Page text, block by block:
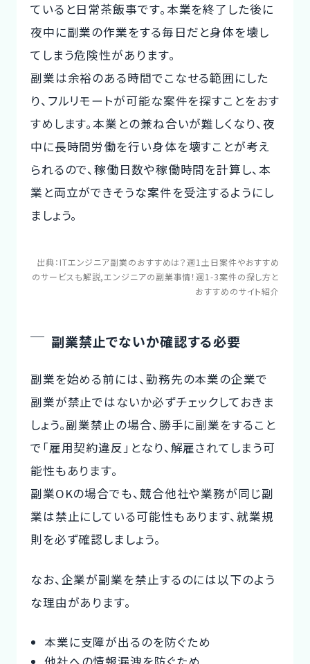
ていると日常茶飯事です。本業を終了した後に
夜中に副業の作業をする毎日だと身体を壊し
てしまう危険性があります。
副業は余裕のある時間でこなせる範囲にした
り、フルリモートが可能な案件を探すことをおす
すめします。本業との兼ね合いが難しくなり、夜
中に長時間労働を行い身体を壊すことが考え
られるので、稼働日数や稼働時間を計算し、本
業と両立ができそうな案件を受注するようにし
ましょう。
出典： ITエンジニア副業のおすすめは？週1土日案件やおすすめ
のサービスも解説,エンジニアの副業事情！週1-3案件の探し方と
おすすめのサイト紹介
副業禁止でないか確認する必要
副業を始める前には、勤務先の本業の企業で
副業が禁止ではないか必ずチェックしておきま
しょう。副業禁止の場合、勝手に副業をすること
で「雇用契約違反」となり、解雇されてしまう可
能性もあります。
副業OKの場合でも、競合他社や業務が同じ副
業は禁止にしている可能性もあります、就業規
則を必ず確認しましょう。
なお、企業が副業を禁止するのには以下のよう
な理由があります。
本業に支障が出るのを防ぐため